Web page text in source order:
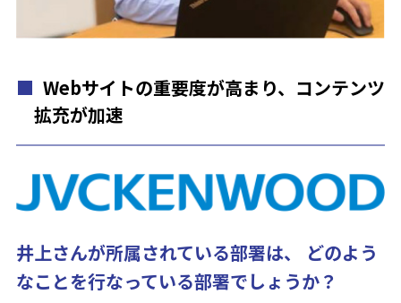
Webサイトの重要度が高まり、コンテンツ
拡充が加速
井上さんが所属されている部署は、 どのよう
なことを行なっている部署でしょうか？